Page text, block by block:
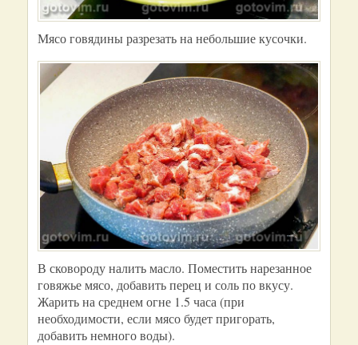
Мясо говядины разрезать на небольшие кусочки.
В сковороду налить масло. Поместить нарезанное
говяжье мясо, добавить перец и соль по вкусу.
Жарить на среднем огне 1.5 часа (при
необходимости, если мясо будет пригорать,
добавить немного воды).